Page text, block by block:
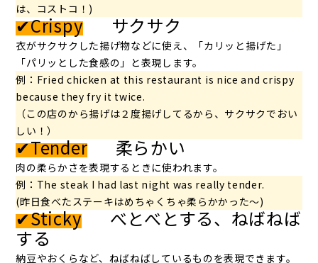
は、コストコ！)
✔Crispy サクサク
衣がサクサクした揚げ物などに使え、「カリッと揚げた」
「パリッとした食感の」と表現します。
例：Frieⅾ chicken at this restaurant is nice and crispy
because they fry it twice.
（この店のから揚げは２度揚げしてるから、サクサクでおい
しい！）
✔Tender 柔らかい
肉の柔らかさを表現するときに使われます。
例：The steak I had last night was really tender.
(昨日食べたステーキはめちゃくちゃ柔らかかった～)
✔Sticky べとべとする、ねばねば
する
納豆やおくらなど、ねばねばしているものを表現できます。